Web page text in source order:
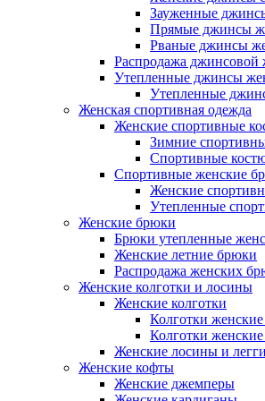
Зауженные
Прямые джинсы
Рваные джинсы
Распродажа джинсовой
Утепленные джинсы
Утепленные
Женская спортивная одежда
Женские спортивные
Зимние
Спортивные
Спортивные женские
Женские
Утепленные
Женские брюки
Брюки утепленные
Женские летние брюки
Распродажа женских
Женские колготки и лосины
Женские колготки
Колготки
Колготки
Женские лосины и
Женские кофты
Женские джемперы